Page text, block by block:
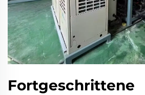
Fortgeschrittene